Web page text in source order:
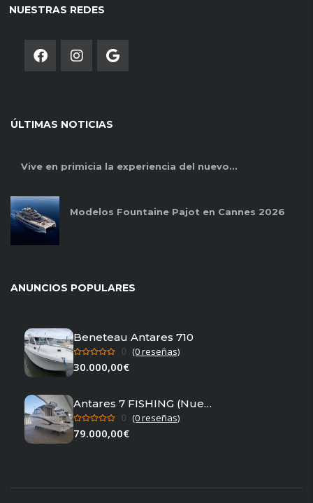
NUESTRAS REDES
ÚLTIMAS NOTICIAS
Vive en primicia la experiencia del nuevo...
Modelos Fountaine Pajot en Cannes 2026
ANUNCIOS POPULARES
Beneteau Antares 710
0 (0 reseñas)
30.000,00€
Antares 7 FISHING (Nuevo en stock)
0 (0 reseñas)
79.000,00€